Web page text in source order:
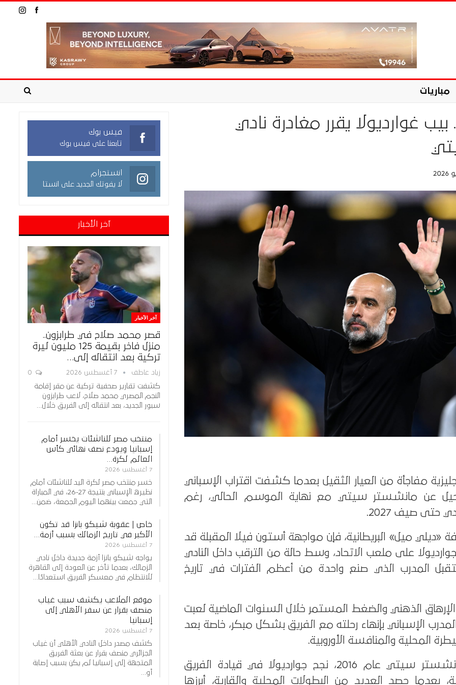
مباريات
بيب غوارديولا يقرر مغادرة نادي
مفاجأة من العيار الثقيل بعدما كشفت اقتراب الإسباني
عن مانشستر سيتي مع نهاية الموسم الحالي، رغم
حتى صيف 2027.
«ديلي ميل» البريطانية، فإن مواجهة أستون فيلا المقبلة قد
على ملعب الاتحاد، وسط حالة من الترقب داخل النادي
المدرب الذي صنع واحدة من أعظم الفترات في تاريخ
الإرهاق الذهني والضغط المستمر خلال السنوات الماضية لعبت
الإسباني بإنهاء رحلته مع الفريق بشكل مبكر، خاصة بعد
المحلية والمنافسة الأوروبية.
ومنذ توليه تدريب مانشستر سيتي عام 2016، نجح جوارديولا في قيادة الفريق
بعدما حصد العديد من البطولات المحلية والقارية، أبرزها
فيس بوك
تابعنا على فيس بوك
انستجرام
لا يفوتك الجديد على انستا
آخر الأخبار
آخر الأخبار
قصر محمد صلاح في طرابزون..
منزل فاخر بقيمة 125 مليون ليرة
تركية بعد انتقاله إلى…
زياد عاطف 7 أغسطس 2026
كشفت تقارير صحفية تركية عن مقر إقامة
النجم المصري محمد صلاح، لاعب طرابزون
سبور الجديد، بعد انتقاله إلى الفريق خلال…
منتخب مصر للناشئات يخسر أمام
إسبانيا ويودع نصف نهائي كأس
العالم لكرة…
7 أغسطس 2026
خسر منتخب مصر لكرة اليد للناشئات أمام
نظيره الإسباني بنتيجة 27-26، في المباراة
التي جمعت بينهما اليوم الجمعة، ضمن…
خاص | عقوبة شيكو بانزا قد تكون
الأكبر في تاريخ الزمالك بسبب أزمة…
7 أغسطس 2026
يواجه شيكو بانزا أزمة جديدة داخل نادي
الزمالك، بعدما تأخر عن العودة إلى القاهرة
للانتظام في معسكر الفريق استعدادًا…
موقع الملاعب يكشف سبب غياب
منصف بقرار عن سفر الأهلي إلى
إسبانيا
7 أغسطس 2026
كشف مصدر داخل النادي الأهلي أن غياب
الجزائري منصف بقرار عن بعثة الفريق
المتجهة إلى إسبانيا لم يكن بسبب إصابة
أو…